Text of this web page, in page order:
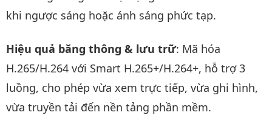
khi ngược sáng hoặc ánh sáng phức tạp.
Hiệu quả băng thông & lưu trữ: Mã hóa
H.265/H.264 với Smart H.265+/H.264+, hỗ trợ 3
luồng, cho phép vừa xem trực tiếp, vừa ghi hình,
vừa truyền tải đến nền tảng phần mềm.